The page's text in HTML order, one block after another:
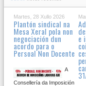
Martes, 28 Xullo 2026
Plantón sindical na
Mesa Xeral pola non
negociación dun
acordo para o
Persoal Non Docente
A
Consellería da Imposición
e